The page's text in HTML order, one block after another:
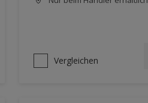
Vergleichen